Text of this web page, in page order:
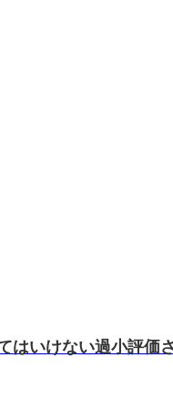
はいけない過小評価